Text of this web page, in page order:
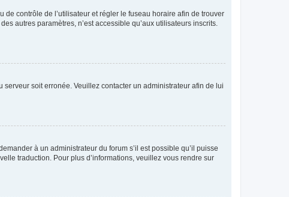
de contrôle de l’utilisateur et régler le fuseau horaire afin de trouver
autres paramètres, n’est accessible qu’aux utilisateurs inscrits.
serveur soit erronée. Veuillez contacter un administrateur afin de lui
à un administrateur du forum s’il est possible qu’il puisse
traduction. Pour plus d’informations, veuillez vous rendre sur